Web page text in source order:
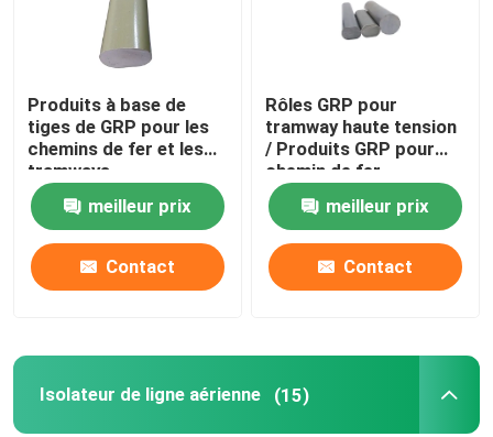
Machine isolante
Échafaudages isolés
Profil de pultrusion en fibre de verre
FRP a moulé des produits
Produits à base de
tiges de GRP pour les
chemins de fer et les
tramways
meilleur prix
Contact
Rôles GRP pour
tramway haute tension
/ Produits GRP pour
chemin de fer
meilleur prix
Contact
Isolateur de ligne aérienne (15)